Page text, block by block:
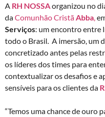
A RH NOSSAorganizou no
daComunhão Cristã Abba
Serviços: um encontro entre
todo o Brasil. A imersão, um
concretizado antes pelas
os líderes dos times para
contextualizar os desafios e
sensíveis para os clientes da
“Temos uma chance de ouro